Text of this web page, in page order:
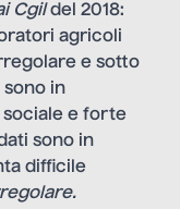
Cgildel 2018:
agricoli
e sotto
sono in
e forte
sono in
difficile